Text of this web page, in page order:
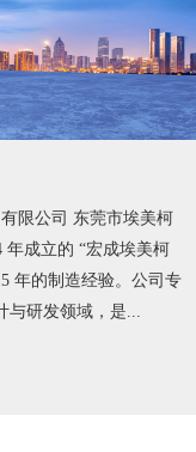
限公司 东莞市埃美柯
年成立的 “宏成埃美柯
年的制造经验。​ 公司专
与研发领域，是...